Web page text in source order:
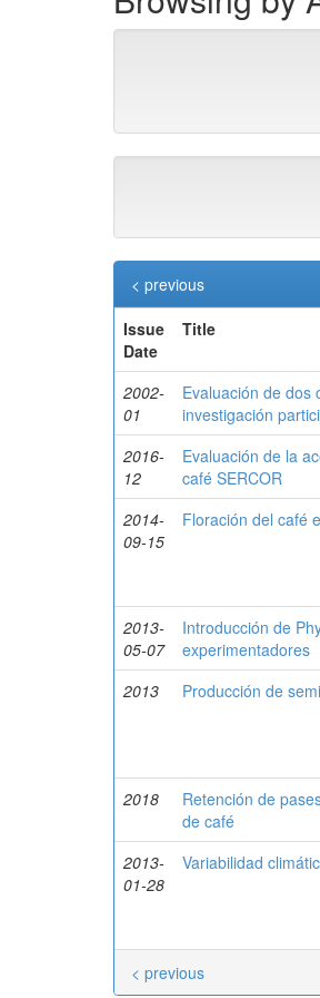
< previous
Issue
Date
Title
2002-
01
Evaluación de dos
investigación
2016-
12
Evaluación de la
café SERCOR
2014-
09-15
Floración del café
2013-
05-07
Introducción de
experimentadores
2013
Producción de
2018
Retención de
de café
2013-
01-28
Variabilidad
< previous